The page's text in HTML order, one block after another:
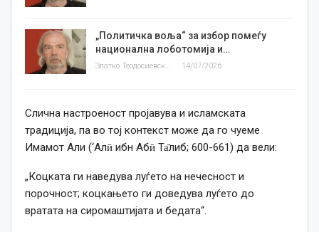
„Политичка воља“ за избор помеѓу
национална лоботомија и…
Златко Теодосиевски 14/07/2026
Слична настроеност пројавува и исламската
традиција, па во тој контекст може да го чуеме
Имамот Али (‘Алӣ ибн Абӣ Та̄либ; 600-661) да вели:
„Коцката ги наведува луѓето на нечесност и
порочност; коцкањето ги доведува луѓето до
вратата на сиромаштијата и бедата“.